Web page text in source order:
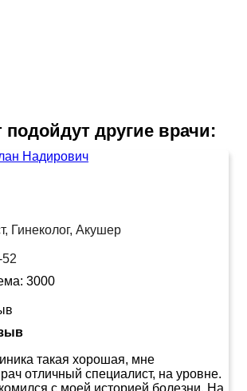
другие врачи:
Надирович
Гинеколог, Акушер
3000
такая хорошая, мне
отличный специалист, на уровне.
с моей историей болезни. На